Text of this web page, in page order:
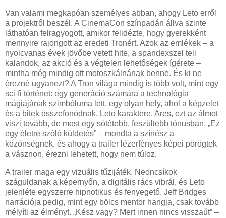
Van valami megkapóan személyes abban, ahogy Leto erről
a projektről beszél. A CinemaCon színpadán állva szinte
láthatóan felragyogott, amikor felidézte, hogy gyerekként
mennyire rajongott az eredeti Tronért. Azok az emlékek – a
nyolcvanas évek jövőbe vetett hite, a spandexszel teli
kalandok, az akció és a végtelen lehetőségek ígérete –
mintha még mindig ott motoszkálnának benne. És ki ne
érezné ugyanezt? A Tron világa mindig is több volt, mint egy
sci-fi történet: egy generáció számára a technológia
mágiájának szimbóluma lett, egy olyan hely, ahol a képzelet
és a bitek összefonódnak. Leto karaktere, Ares, ezt az álmot
viszi tovább, de most egy sötétebb, feszültebb tónusban. „Ez
egy életre szóló küldetés” – mondta a színész a
közönségnek, és ahogy a trailer lézerfényes képei pörögtek
a vásznon, érezni lehetett, hogy nem túloz.
A trailer maga egy vizuális tűzijáték. Neoncsíkok
száguldanak a képernyőn, a digitális rács vibrál, és Leto
jelenléte egyszerre hipnotikus és fenyegető. Jeff Bridges
narrációja pedig, mint egy bölcs mentor hangja, csak tovább
mélyíti az élményt. „Kész vagy? Mert innen nincs visszaút” –